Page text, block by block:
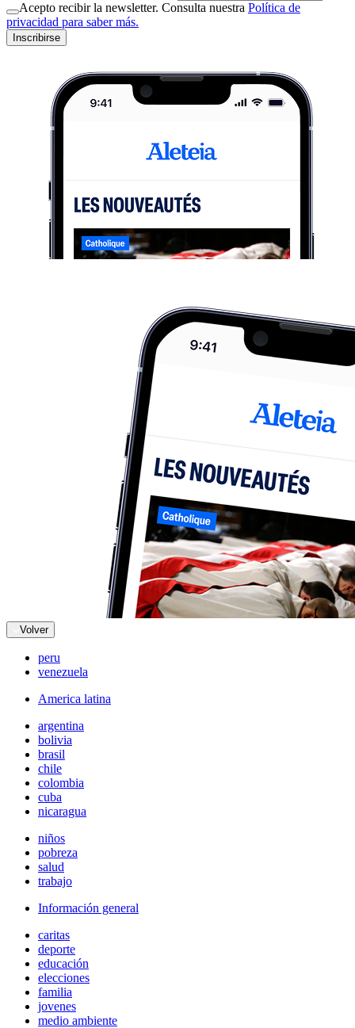
Acepto recibir la newsletter. Consulta nuestra Política de
privacidad para saber más.
Inscribirse
Volver
peru
venezuela
America latina
argentina
bolivia
brasil
chile
colombia
cuba
nicaragua
niños
pobreza
salud
trabajo
Información general
caritas
deporte
educación
elecciones
familia
jovenes
medio ambiente